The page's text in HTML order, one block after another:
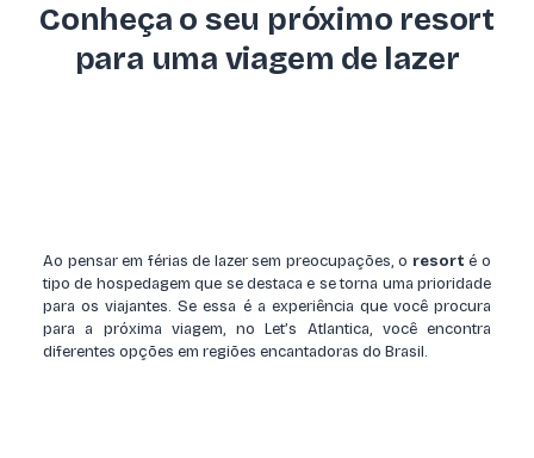
Conheça o seu próximo resort
para uma viagem de lazer
Ao pensar em férias de lazer sem preocupações, o resort é o
tipo de hospedagem que se destaca e se torna uma prioridade
para os viajantes. Se essa é a experiência que você procura
para a próxima viagem, no Let’s Atlantica, você encontra
diferentes opções em regiões encantadoras do Brasil.